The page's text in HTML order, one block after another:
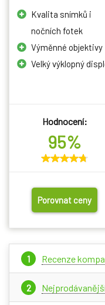
Kvalita snímků i
nočních fotek
Výměnné objektivy
Velký výklopný
Hodnocení:
95%
Porovnat ceny
Recenze